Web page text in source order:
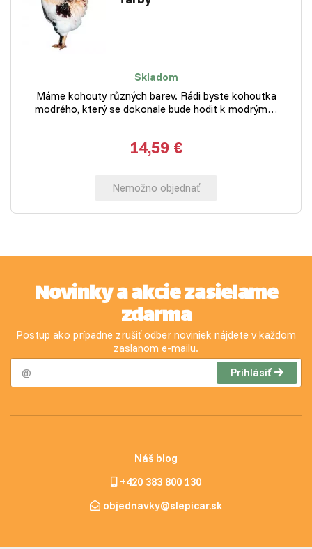
Skladom
Máme kohouty různých barev. Rádi byste kohoutka
modrého, který se dokonale bude hodit k modrým…
14,59 €
Nemožno objednať
Novinky a akcie zasielame
zdarma
Postup ako prípadne zrušiť odber noviniek nájdete v každom
zaslanom e-mailu.
Prihlásiť
Náš blog
+420 383 800 130
objednavky@slepicar.sk